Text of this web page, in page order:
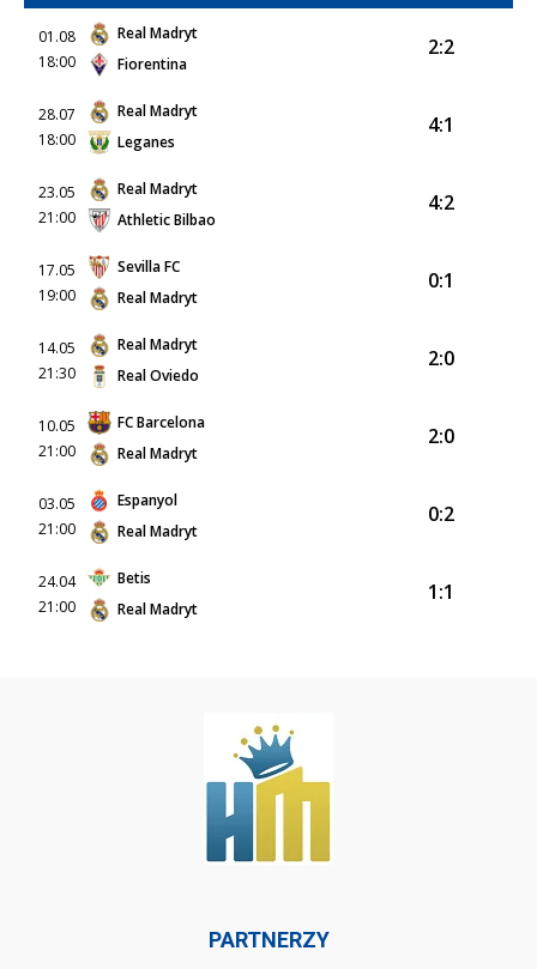
01.08
18:00
Real Madryt
Fiorentina
2:2
28.07
18:00
Real Madryt
Leganes
4:1
23.05
21:00
Real Madryt
Athletic Bilbao
4:2
17.05
19:00
Sevilla FC
Real Madryt
0:1
14.05
21:30
Real Madryt
Real Oviedo
2:0
10.05
21:00
FC Barcelona
Real Madryt
2:0
03.05
21:00
Espanyol
Real Madryt
0:2
24.04
21:00
Betis
Real Madryt
1:1
PARTNERZY